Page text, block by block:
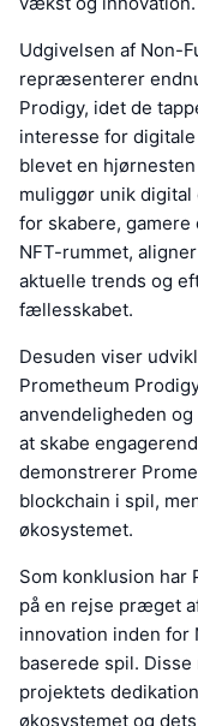
Udgivelsen af Non-
repræsenterer
Prodigy, idet de
interesse for
blevet en
muliggør unik
for skabere,
NFT-rummet,
aktuelle trends og
fællesskabet.
Desuden viser
Prometheum
anvendeligheden
at skabe
demonstrerer
blockchain i spil,
økosystemet.
Som konklusion har
på en rejse præget
innovation inden for
baserede spil.
projektets
økosystemet og